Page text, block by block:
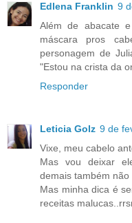
Edlena Franklin 9
Além de abacate
máscara pros
personagem de
"Estou na crista da
Responder
Leticia Golz 9 de
Vixe, meu cabelo
Mas vou deixar
demais também não
Mas minha dica é
receitas